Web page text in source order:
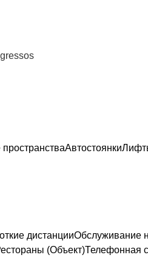
Автостоянки
дистанцииОбслуживание
(Объект)Телефонная